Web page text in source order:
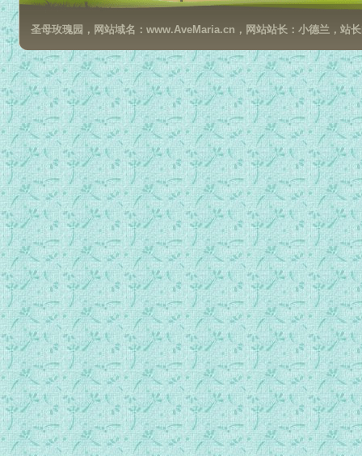
圣母玫瑰园，网站域名：www.AveMaria.cn，网站站长：小德兰，